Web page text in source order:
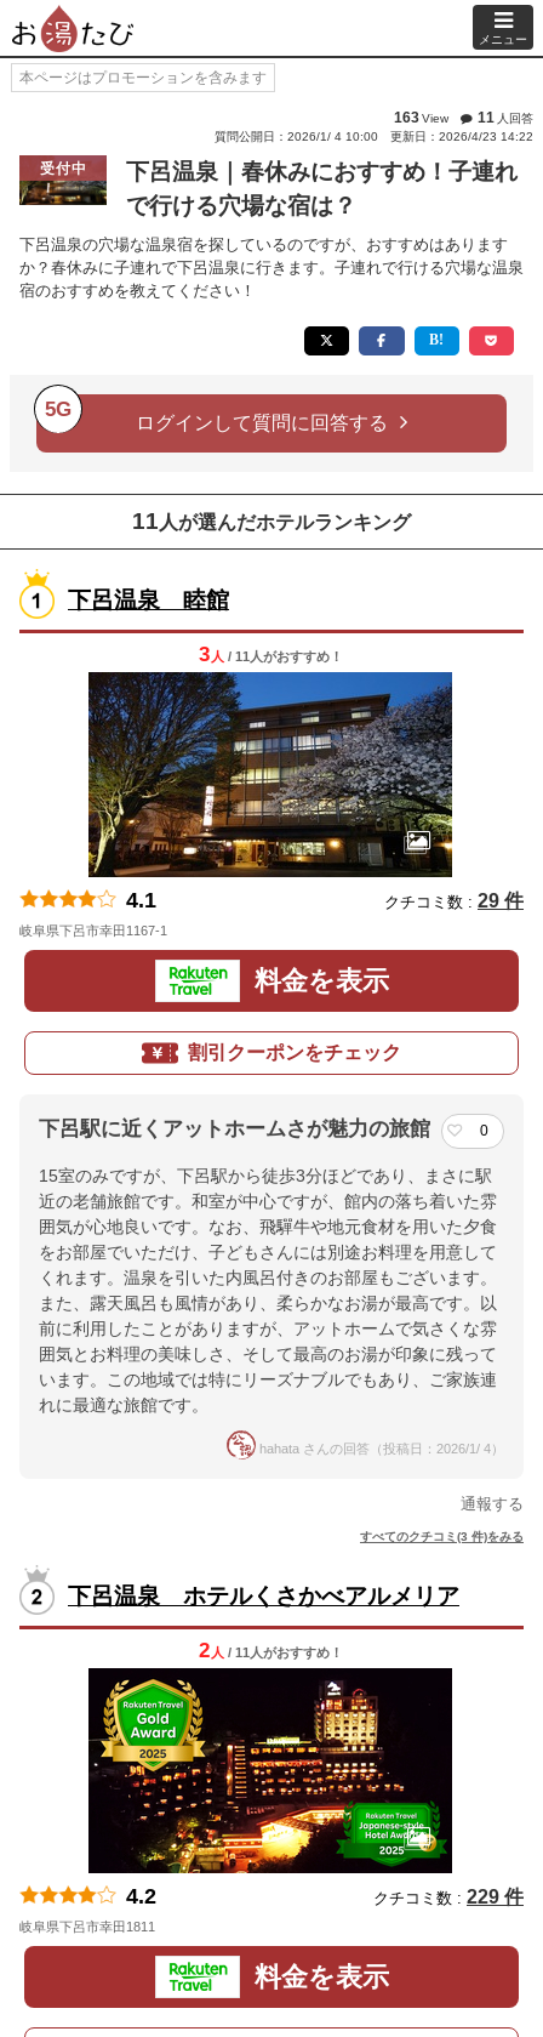
メニュー
本ページはプロモーションを含みます
163View 11 人回答
質問公開日：2026/1/ 4 10:00
更新日：2026/4/23 14:22
受付中
下呂温泉｜春休みにおすすめ！子連れ
で行ける穴場な宿は？
下呂温泉の穴場な温泉宿を探しているのですが、おすすめはあります
か？春休みに子連れで下呂温泉に行きます。子連れで行ける穴場な温泉
宿のおすすめを教えてください！
5G
ログインして質問に回答する
11 人が選んだホテルランキング
下呂温泉 睦館
3 人 / 11人がおすすめ！
4.1 クチコミ数 : 29 件
岐阜県下呂市幸田1167-1
料金を表示
割引クーポンをチェック
下呂駅に近くアットホームさが魅力の旅館 0
15室のみですが、下呂駅から徒歩3分ほどであり、まさに駅
近の老舗旅館です。和室が中心ですが、館内の落ち着いた雰
囲気が心地良いです。なお、飛驒牛や地元食材を用いた夕食
をお部屋でいただけ、子どもさんには別途お料理を用意して
くれます。温泉を引いた内風呂付きのお部屋もございます。
また、露天風呂も風情があり、柔らかなお湯が最高です。以
前に利用したことがありますが、アットホームで気さくな雰
囲気とお料理の美味しさ、そして最高のお湯が印象に残って
います。この地域では特にリーズナブルでもあり、ご家族連
れに最適な旅館です。
hahata さんの回答（投稿日：2026/1/ 4）
通報する
すべてのクチコミ(3 件)をみる
下呂温泉 ホテルくさかべアルメリア
2 人 / 11人がおすすめ！
4.2 クチコミ数 : 229 件
岐阜県下呂市幸田1811
料金を表示